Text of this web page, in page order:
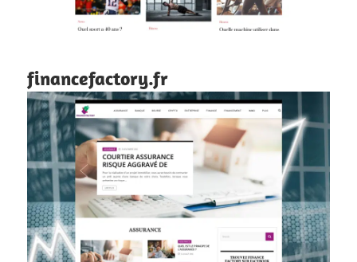
financefactory.fr